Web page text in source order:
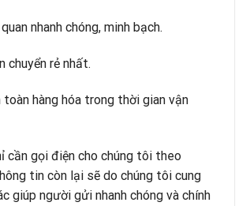
nhanh chóng, minh bạch.
chuyển rẻ nhất.
hàng hóa trong thời gian vận
cần gọi điện cho chúng tôi theo
tin còn lại sẽ do chúng tôi cung
giúp người gửi nhanh chóng và chính